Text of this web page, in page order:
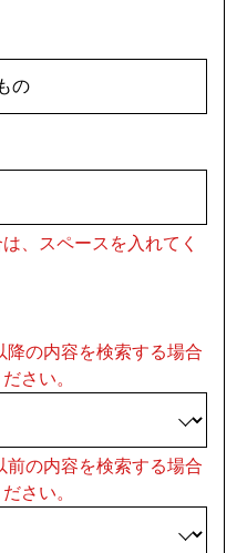
、スペースを入れてく
の内容を検索する場合
さい。
の内容を検索する場合
さい。